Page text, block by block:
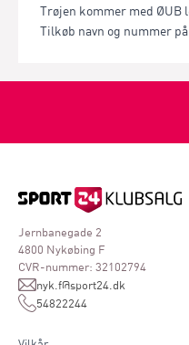
Trøjen kommer med ØUB
Tilkøb navn og nummer på
Jernbanegade 2
4800 Nykøbing F
CVR-nummer: 32102794
nyk.f@sport24.dk
54822244